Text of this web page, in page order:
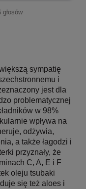
głosów
sympatię
i
jest dla
problematycznej
w 98%
wpływa na
odżywia,
a także łagodzi i
przyznały, że
C, A, E i F
oleju tsubaki
się też aloes i